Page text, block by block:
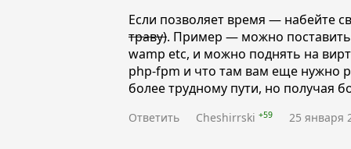
Если позволяет время — набейте
траву). Пример — можно
wamp etc, и можно поднять на
php-fpm и что там вам еще нужно
более трудному пути, но получая
Ответить Cheshirrski +59 25 января